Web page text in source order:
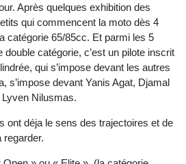
Après quelques exhibition des
qui commencent la moto dès 4
catégorie 65/85cc. Et parmi les 5
catégorie, c’est un pilote inscrit
qui s’impose devant les autres
s’impose devant Yanis Agat, Djamal
Nilusmas.
ont déja le sens des trajectoires et de
regarder.